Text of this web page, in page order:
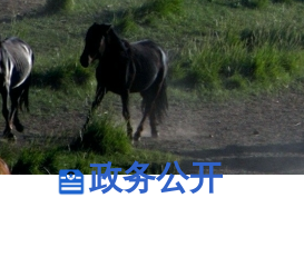
政务公开